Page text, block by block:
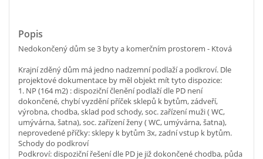
Popis
Nedokončený dům se 3 byty a komerčním prostorem - Ktová
Krajní zděný dům má jedno nadzemní podlaží a podkroví. Dle
projektové dokumentace by měl objekt mít tyto dispozice:
1. NP (164 m2) : dispoziční členění podlaží dle PD není
dokončené, chybí vyzdění příček sklepů k bytům, zádveří,
výrobna, chodba, sklad pod schody, soc. zařízení muži ( WC,
umývárna, šatna), soc. zařízení ženy ( WC, umývárna, šatna),
neprovedené příčky: sklepy k bytům 3x, zadní vstup k bytům.
Schody do podkroví
Podkroví: dispoziční řešení dle PD je již dokončené chodba, půda